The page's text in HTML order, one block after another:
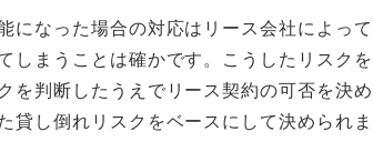
になった場合の対応はリース会社によって
しまうことは確かです。こうしたリスクを
を判断したうえでリース契約の可否を決め
貸し倒れリスクをベースにして決められま